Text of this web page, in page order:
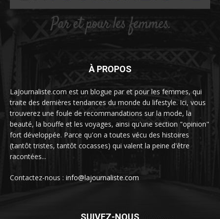
À PROPOS
LaJournaliste.com est un blogue par et pour les femmes, qui
traite des dernières tendances du monde du lifestyle. Ici, vous
trouverez une foule de recommandations sur la mode, la
beauté, la bouffe et les voyages, ainsi qu'une section "opinion"
fort développée. Parce qu'on a toutes vécu des histoires
(tantôt tristes, tantôt cocasses) qui valent la peine d'être
racontées...
Contactez-nous : info@lajournaliste.com
SUIVEZ-NOUS